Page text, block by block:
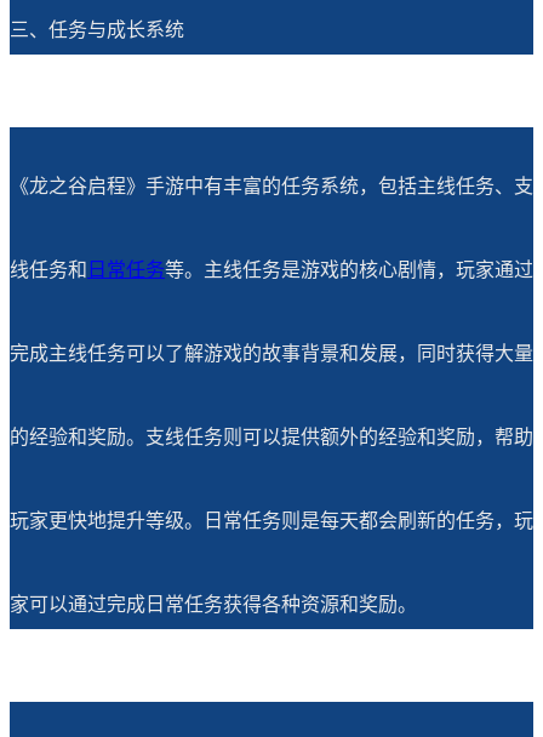
三、任务与成长系统
《龙之谷启程》手游中有丰富的任务系统，包括主线任务、支
线任务和 日常任务等。主线任务是游戏的核心剧情，玩家通过
完成主线任务可以了解游戏的故事背景和发展，同时获得大量
的经验和奖励。支线任务则可以提供额外的经验和奖励，帮助
玩家更快地提升等级。日常任务则是每天都会刷新的任务，玩
家可以通过完成日常任务获得各种资源和奖励。